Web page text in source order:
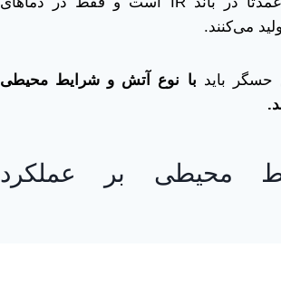
حسگر باید با نوع آتش و شرایط محیطی
.
محیطی بر عملکرد